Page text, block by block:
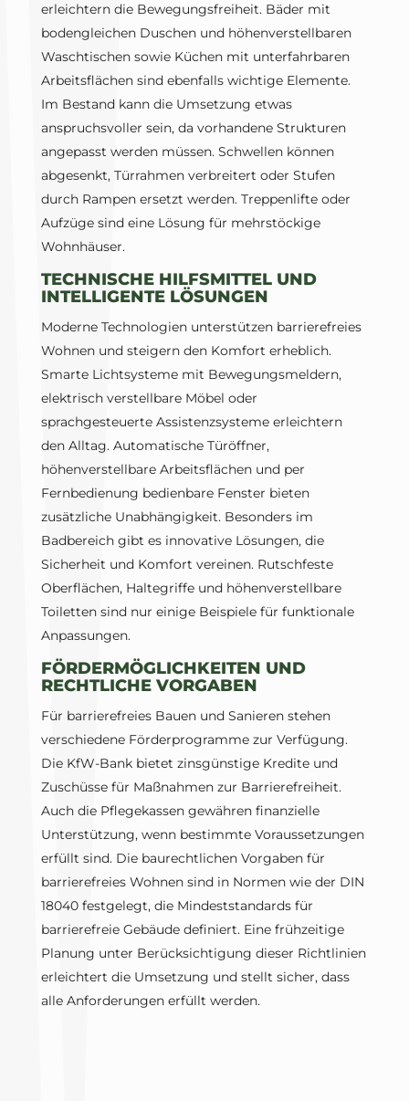
erleichtern die Bewegungsfreiheit. Bäder mit
bodengleichen Duschen und höhenverstellbaren
Waschtischen sowie Küchen mit unterfahrbaren
Arbeitsflächen sind ebenfalls wichtige Elemente.
Im Bestand kann die Umsetzung etwas
anspruchsvoller sein, da vorhandene Strukturen
angepasst werden müssen. Schwellen können
abgesenkt, Türrahmen verbreitert oder Stufen
durch Rampen ersetzt werden. Treppenlifte oder
Aufzüge sind eine Lösung für mehrstöckige
Wohnhäuser.
TECHNISCHE HILFSMITTEL UND
INTELLIGENTE LÖSUNGEN
Moderne Technologien unterstützen barrierefreies
Wohnen und steigern den Komfort erheblich.
Smarte Lichtsysteme mit Bewegungsmeldern,
elektrisch verstellbare Möbel oder
sprachgesteuerte Assistenzsysteme erleichtern
den Alltag. Automatische Türöffner,
höhenverstellbare Arbeitsflächen und per
Fernbedienung bedienbare Fenster bieten
zusätzliche Unabhängigkeit. Besonders im
Badbereich gibt es innovative Lösungen, die
Sicherheit und Komfort vereinen. Rutschfeste
Oberflächen, Haltegriffe und höhenverstellbare
Toiletten sind nur einige Beispiele für funktionale
Anpassungen.
FÖRDERMÖGLICHKEITEN UND
RECHTLICHE VORGABEN
Für barrierefreies Bauen und Sanieren stehen
verschiedene Förderprogramme zur Verfügung.
Die KfW-Bank bietet zinsgünstige Kredite und
Zuschüsse für Maßnahmen zur Barrierefreiheit.
Auch die Pflegekassen gewähren finanzielle
Unterstützung, wenn bestimmte Voraussetzungen
erfüllt sind. Die baurechtlichen Vorgaben für
barrierefreies Wohnen sind in Normen wie der DIN
18040 festgelegt, die Mindeststandards für
barrierefreie Gebäude definiert. Eine frühzeitige
Planung unter Berücksichtigung dieser Richtlinien
erleichtert die Umsetzung und stellt sicher, dass
alle Anforderungen erfüllt werden.